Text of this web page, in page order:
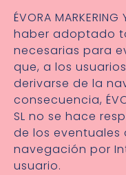
ÉVORA
haber adoptado
necesarias para
que, a los
derivarse de la
consecuencia,
SL no se hace
de los eventuales
navegación por
usuario.